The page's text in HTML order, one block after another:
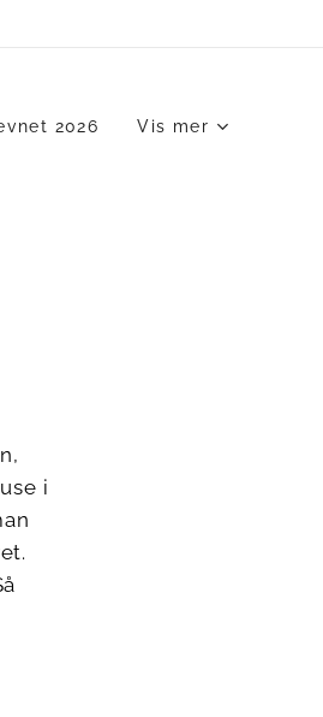
2026 Vis mer
i